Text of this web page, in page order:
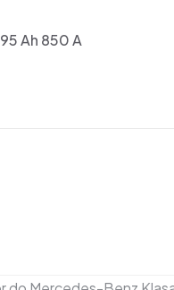
95 Ah 850 A